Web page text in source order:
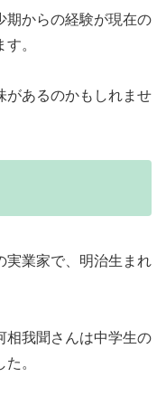
期からの経験が現在の
。
があるのかもしれませ
実業家で、明治生まれ
相我聞さんは中学生の
。